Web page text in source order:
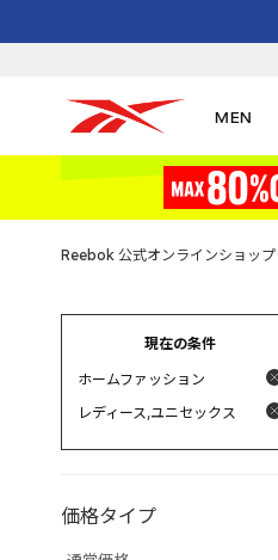
MEN
Reebok 公式オンラインショッ
現在の条件
ホームファッション
レディース,ユニセックス
価格タイプ